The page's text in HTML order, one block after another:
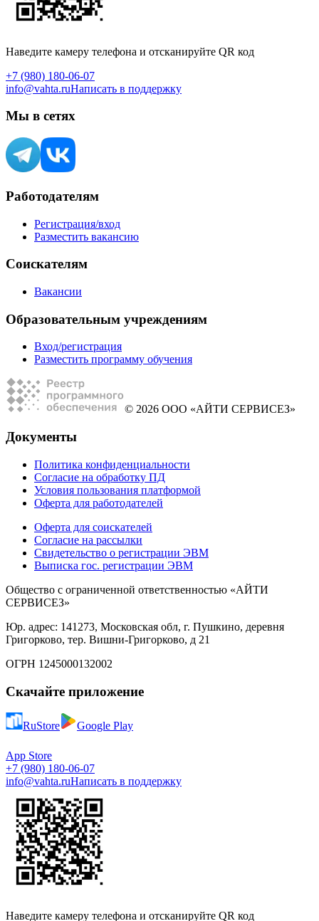
Наведите камеру телефона и отсканируйте QR код
+7 (980) 180-06-07
info@vahta.ruНаписать в поддержку
Мы в сетях
Работодателям
Регистрация/вход
Разместить вакансию
Соискателям
Вакансии
Образовательным учреждениям
Вход/регистрация
Разместить программу обучения
© 2026 ООО «АЙТИ СЕРВИСЕЗ»
Документы
Политика конфиденциальности
Согласие на обработку ПД
Условия пользования платформой
Оферта для работодателей
Оферта для соискателей
Согласие на рассылки
Свидетельство о регистрации ЭВМ
Выписка гос. регистрации ЭВМ
Общество с ограниченной ответственностью «АЙТИ
СЕРВИСЕЗ»
Юр. адрес: 141273, Московская обл, г. Пушкино, деревня
Григорково, тер. Вишни-Григорково, д 21
ОГРН 1245000132002
Скачайте приложение
RuStore Google Play
App Store
+7 (980) 180-06-07
info@vahta.ruНаписать в поддержку
Наведите камеру телефона и отсканируйте QR код